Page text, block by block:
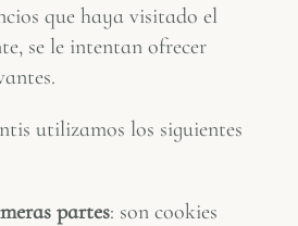
que haya visitado el
se le intentan ofrecer
utilizamos los siguientes
partes: son cookies